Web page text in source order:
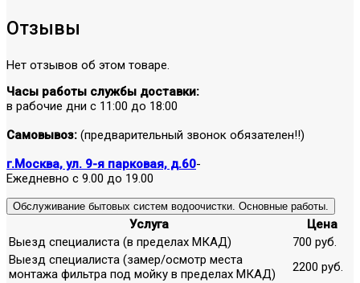
Отзывы
Нет отзывов об этом товаре.
Часы работы службы доставки:
в рабочие дни с 11:00 до 18:00
Самовывоз: (предварительный звонок обязателен!!)
г.Москва, ул. 9-я парковая, д.60-
Ежедневно с 9.00 до 19.00
Обслуживание бытовых систем водоочистки. Основные работы.
Услуга
Цена
Выезд специалиста (в пределах МКАД)
700 руб.
Выезд специалиста (замер/осмотр места
монтажа фильтра под мойку в пределах МКАД)
2200 руб.